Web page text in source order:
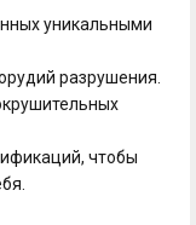
уникальными
разрушения.
чтобы